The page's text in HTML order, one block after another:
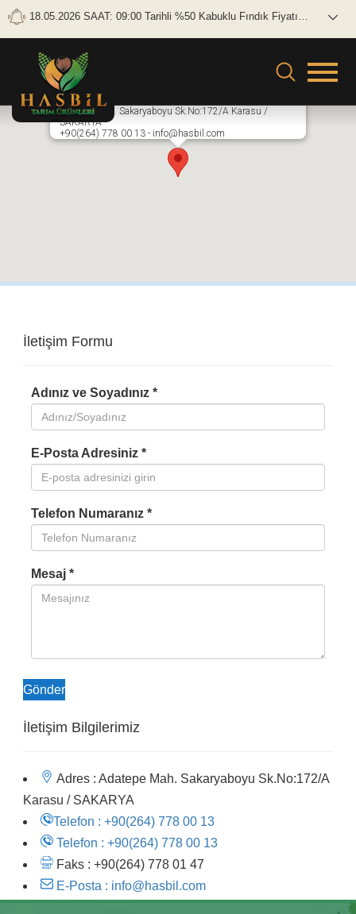
18.05.2026 SAAT: 09:00 Tarihli %50 Kabuklu Fındık Fiyatı
Hasbil Fındık
Adatepe Mah. Sakaryaboyu Sk.No:172/A Karasu /
SAKARYA
+90(264) 778 00 13 - info@hasbil.com
İletişim Formu
Adınız ve Soyadınız *
E-Posta Adresiniz *
Telefon Numaranız *
Mesaj *
Gönder
İletişim Bilgilerimiz
Adres : Adatepe Mah. Sakaryaboyu Sk.No:172/A
Karasu / SAKARYA
Telefon : +90(264) 778 00 13
Telefon : +90(264) 778 00 13
Faks : +90(264) 778 01 47
E-Posta : info@hasbil.com